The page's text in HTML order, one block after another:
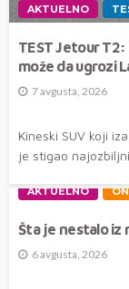
AKTUELNO
TEST Jetour T2:
može da ugrozi
7 avgusta, 2026
Kineski SUV koji
je stigao
AKTUELNO
Šta je nestalo iz
6 avgusta, 2026